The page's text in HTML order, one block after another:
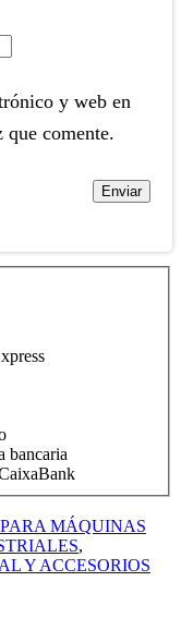
y web en
que comente.
MÁQUINAS
,
Y ACCESORIOS